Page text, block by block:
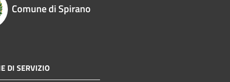
Comune di Spirano
DI SERVIZIO